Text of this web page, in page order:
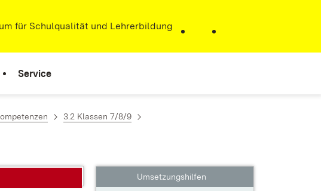
Fenster)
für Schulqualität und Lehrerbildung
Service
3.2 Klassen 7/8/9
Umsetzungshilfen